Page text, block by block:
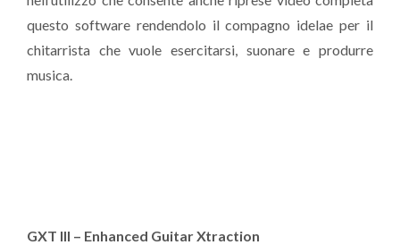
questo software rendendolo il compagno idelae per il
chitarrista che vuole esercitarsi, suonare e produrre
musica.
GXT III – Enhanced Guitar Xtraction